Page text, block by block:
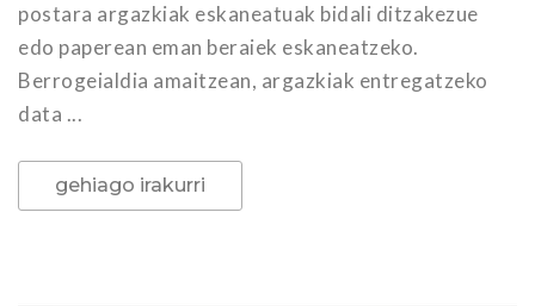
postara argazkiak eskaneatuak bidali ditzakezue
edo paperean eman beraiek eskaneatzeko.
Berrogeialdia amaitzean, argazkiak entregatzeko
data ...
gehiago irakurri